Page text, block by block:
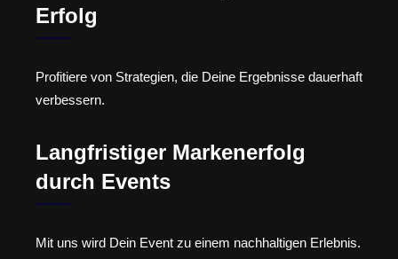
Erfolg
Profitiere von Strategien, die Deine Ergebnisse dauerhaft
verbessern.
Langfristiger Markenerfolg
durch Events
Mit uns wird Dein Event zu einem nachhaltigen Erlebnis.